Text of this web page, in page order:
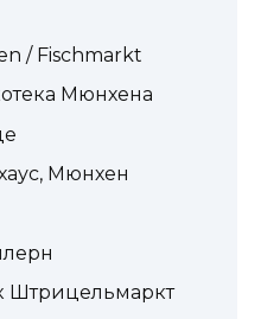
/ Fischmarkt
Мюнхена
Мюнхен